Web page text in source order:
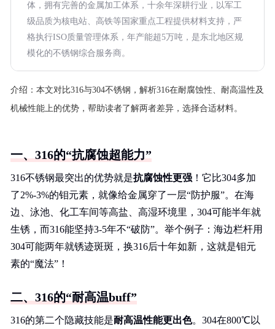
体，拥有完善的金属加工体系，十余年深耕行业，以军工
级品质为核电站、高铁等国家重点工程提供材料支持，严
格执行ISO质量管理体系，年产能超5万吨，是东北地区规
模化的不锈钢综合服务商。
介绍： 本文对比316与304不锈钢，解析316在耐腐蚀性、耐高温性及
机械性能上的优势，帮助读者了解两者差异，选择合适材料。
一、316的“抗腐蚀超能力”
316不锈钢最突出的优势就是抗腐蚀性更强 ！它比304多加
了2%-3%的钼元素，就像给金属穿了一层“防护服”。在海
边、泳池、化工车间等高盐、高湿环境里，304可能半年就
生锈，而316能坚持3-5年不“破防”。举个例子：海边栏杆用
304可能两年就锈迹斑斑，换316后十年如新，这就是钼元
素的“魔法”！
二、316的“耐高温buff”
316的第二个隐藏技能是耐高温性能更出色。304在800℃以